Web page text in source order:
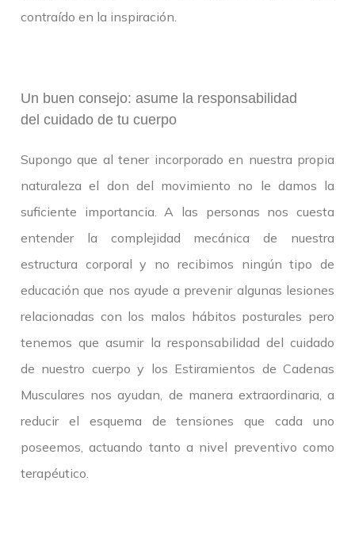
contraído en la inspiración.
Un buen consejo: asume la responsabilidad
del cuidado de tu cuerpo
Supongo que al tener incorporado en nuestra propia
naturaleza el don del movimiento no le damos la
suficiente importancia. A las personas nos cuesta
entender la complejidad mecánica de nuestra
estructura corporal y no recibimos ningún tipo de
educación que nos ayude a prevenir algunas lesiones
relacionadas con los malos hábitos posturales pero
tenemos que asumir la responsabilidad del cuidado
de nuestro cuerpo y los Estiramientos de Cadenas
Musculares nos ayudan, de manera extraordinaria, a
reducir el esquema de tensiones que cada uno
poseemos, actuando tanto a nivel preventivo como
terapéutico.